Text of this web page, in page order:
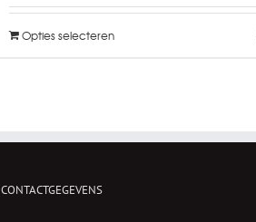
Opties selecteren
CONTACTGEGEVENS